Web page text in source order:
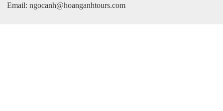
Email: ngocanh@hoanganhtours.com